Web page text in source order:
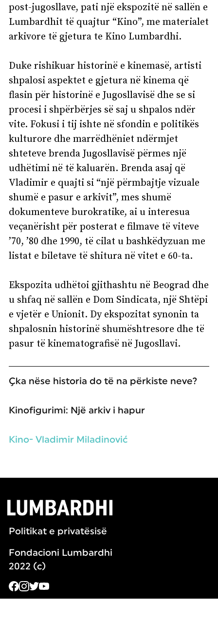
post-jugosllave, pati një ekspozitë në sallën e
Lumbardhit të quajtur “Kino”, me materialet
arkivore të gjetura te Kino Lumbardhi.
Duke rishikuar historinë e kinemasë, artisti
shpalosi aspektet e gjetura në kinema që
flasin për historinë e Jugosllavisë dhe se si
procesi i shpërbërjes së saj u shpalos ndër
vite. Fokusi i tij ishte në sfondin e politikës
kulturore dhe marrëdhëniet ndërmjet
shteteve brenda Jugosllavisë përmes një
udhëtimi në të kaluarën. Brenda asaj që
Vladimir e quajti si “një përmbajtje vizuale
shumë e pasur e arkivit”, mes shumë
dokumenteve burokratike, ai u interesua
veçanërisht për posterat e filmave të viteve
’70, ’80 dhe 1990, të cilat u bashkëdyzuan me
listat e biletave të shitura në vitet e 60-ta.
Ekspozita udhëtoi gjithashtu në Beograd dhe
u shfaq në sallën e Dom Sindicata, një Shtëpi
e vjetër e Unionit. Dy ekspozitat synonin ta
shpalosnin historinë shumështresore dhe të
pasur të kinematografisë në Jugosllavi.
Çka nëse historia do të na përkiste neve?
Kinofigurimi: Një arkiv i hapur
Kino- Vladimir Miladinović
Politikat e privatësisë
Fondacioni Lumbardhi
2022 (c)